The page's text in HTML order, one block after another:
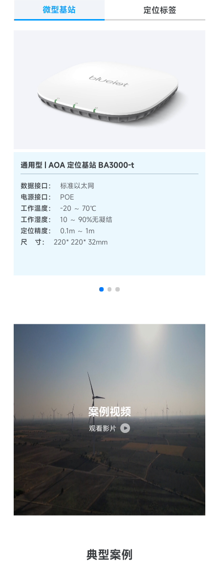
微型基站 定位标签
通用型 | AOA 定位基站 BA3000-t
数据接口：
标准以太网
电源接口：
POE
工作温度：
-20 ～ 70℃
工作湿度：
10 ～ 90%无凝结
定位精度：
0.1m ～ 1m
尺   寸：
220* 220* 32mm
工牌型｜蓝牙定位标签 BT1000-g
电池种类：
可充电锂电池
4 ~ 6个月一充
-10 ～ 60℃
尺   寸：
蜂鸣
卡板型定位标签 BE502-zb
尺      寸：
116.1*25.2*9.2mm
440mAh纽扣电池组
40个月
抗 冲 击：
认      证：
仓储管理
意外停机预防 使用寿命长
案例视频
观看影片
典型案例